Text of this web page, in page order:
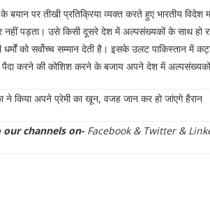
के बयान पर तीखी प्रतिक्रिया व्यक्त करते हुए भारतीय
पड़ता। उसे किसी दूसरे देश में अल्पसंख्यकों के साथ हो
धर्मों को सर्वोच्च सम्मान देती है। इसके उलट पाकिस्तान
पैदा करने की कोशिश करने के बजाय अपने देश में
ने किया अपने प्रेमी का खून, वजह जान कर हो जांएगे हैरान
our channels on- Facebook& Twitter&